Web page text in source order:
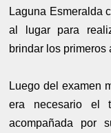
Laguna Esmeralda
al lugar para
brindar los primeros
Luego del examen
era necesario el
acompañada por